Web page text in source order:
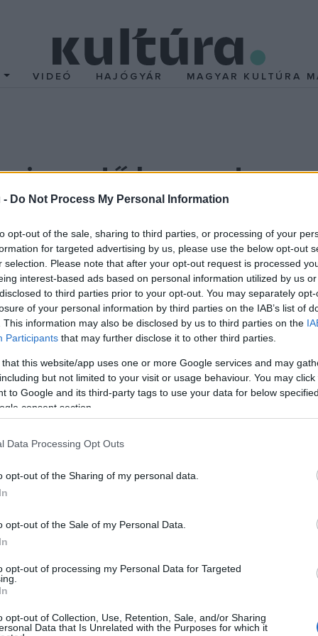
- Do Not Process My Personal Information
opt-out of the sale, sharing to third parties, or processing of your
for targeted advertising by us, please use the below opt-out
selection. Please note that after your opt-out request is processed
interest-based ads based on personal information utilized by us
to third parties prior to your opt-out. You may separately
of your personal information by third parties on the IAB’s list of
This information may also be disclosed by us to third parties on the
Participants that may further disclose it to other third parties.
that this website/app uses one or more Google services and may
but not limited to your visit or usage behaviour. You may
to Google and its third-party tags to use your data for below
consent section.
Data Processing Opt Outs
opt-out of the Sharing of my personal data.
opt-out of the Sale of my Personal Data.
opt-out of processing my Personal Data for Targeted
opt-out of Collection, Use, Retention, Sale, and/or Sharing
Data that Is Unrelated with the Purposes for which it
VIDEÓ HAJÓGYÁR MAGYAR KULTÚRA
vezető karmestere
Nagyszínház (Bolsoj) vezető karmesteri és a toulouse-i
nyomás nehezedik rá annak érdekében, hogy
a háborús konfliktusban álló felek, hanem kulturális
hogy válasszak Csajkovszkij, Sztravinszkij, Sosztakovics és
van tiltva” – írta.
fiatal nemzedék egyik legnagyobb tehetségének tartanak, az
konfliktusokat, és zenei pályafutásának 20 éve alatt mindig
látni, hogy kollégáit és más művészeket fenyegetések
a toulouse-i Orchestre National du Capitole-
2008 óta a zenekar művészeti vezetője. 2012 és 2016